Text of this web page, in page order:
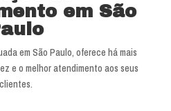
em São
em São Paulo, oferece há mais
e o melhor atendimento aos seus
clientes.